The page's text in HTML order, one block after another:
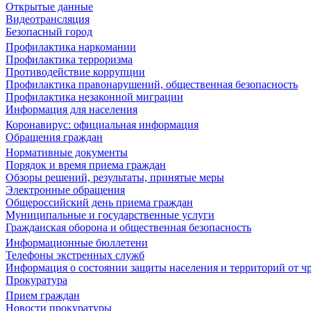
Открытые данные
Видеотрансляция
Безопасный город
Профилактика наркомании
Профилактика терроризма
Противодействие коррупции
Профилактика правонарушений, общественная безопасность
Профилактика незаконной миграции
Информация для населения
Коронавирус: официальная информация
Обращения граждан
Нормативные документы
Порядок и время приема граждан
Обзоры решений, результаты, принятые меры
Электронные обращения
Общероссийский день приема граждан
Муниципальные и государственные услуги
Гражданская оборона и общественная безопасность
Информационные бюллетени
Телефоны экстренных служб
Информация о состоянии защиты населения и территорий от
Прокуратура
Прием граждан
Новости прокуратуры